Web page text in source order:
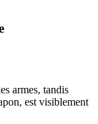
armes, tandis
est visiblement